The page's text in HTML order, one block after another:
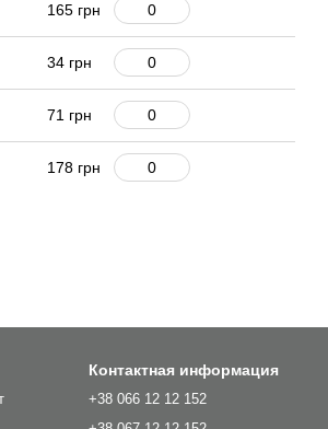
165 грн
34 грн
71 грн
178 грн
Контактная информация
+38 066 12 12 152